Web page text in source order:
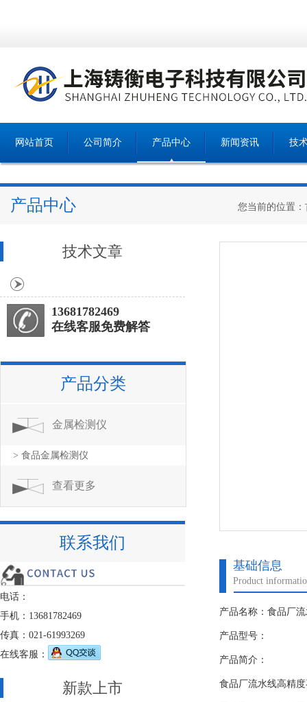
网站首页 公司简介 产品中心 新闻资讯 技
产品中心 您当前的位置：
基础信息
Product
产品名称：食品厂
产品型号：
产品简介：
食品厂流水线高精
技术文章
13681782469
在线客服免费解答
产品分类
金属检测仪
> 食品金属检测仪
查看更多
联系我们
电话：
手机：13681782469
传真：021-61993269
在线客服：
新款上市